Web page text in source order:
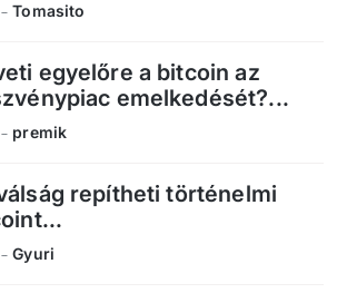
Tomasito
egyelőre a bitcoin az
emelkedését?...
premik
repítheti történelmi
Gyuri